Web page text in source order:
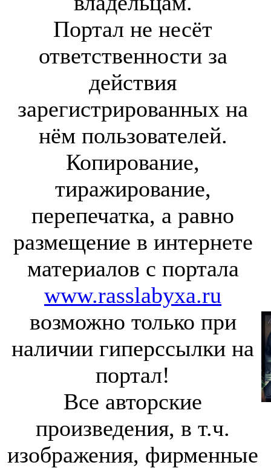
Портал не несёт
ответственности за
действия
зарегистрированных на
нём пользователей.
Копирование,
тиражирование,
перепечатка, а равно
размещение в интернете
материалов с портала
www.rasslabyxa.ru
возможно только при
наличии гиперссылки на
портал!
Все авторские
произведения, в т.ч.
изображения, фирменные